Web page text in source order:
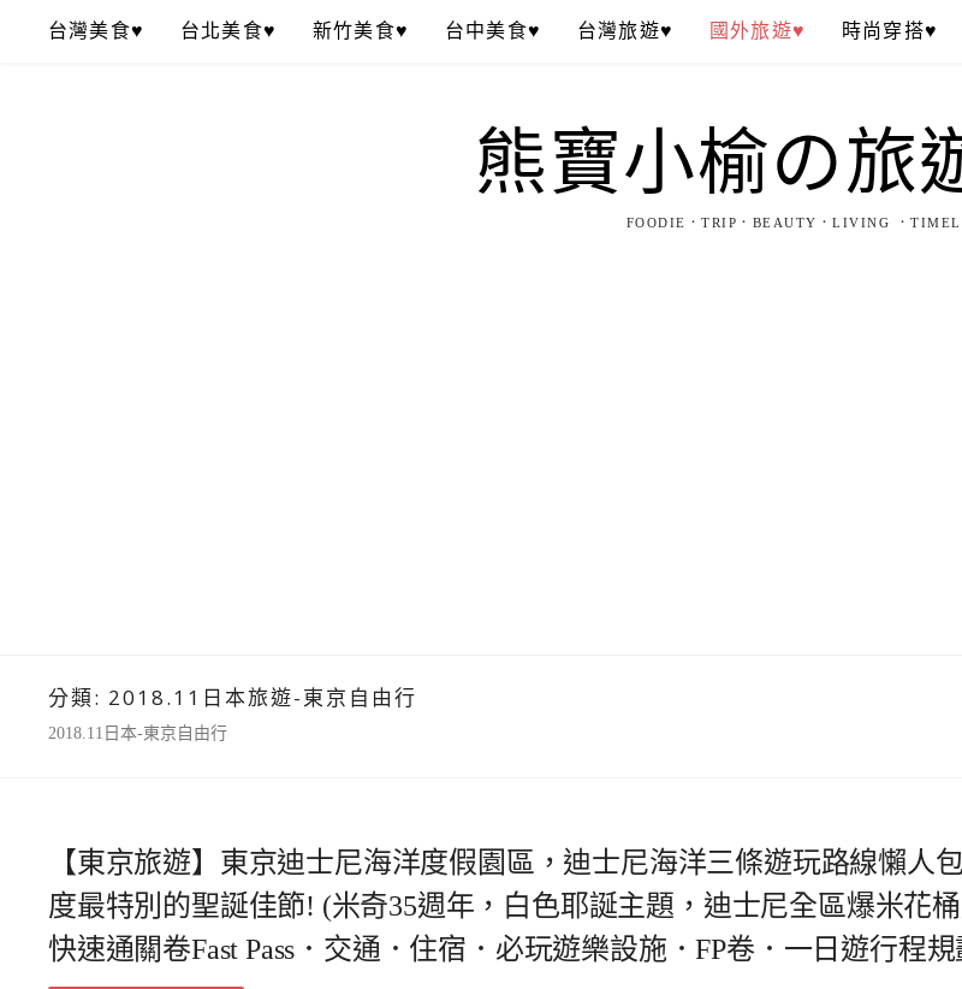
台灣美食♥ 台北美食♥ 新竹美食♥ 台中美食♥ 台灣旅遊♥ 國外旅遊♥ 時尚穿搭♥
熊寶小榆の旅
FOODIE．TRIP．BEAUTY．LIVING ．
分類: 2018.11日本旅遊-東京自由行
2018.11日本-東京自由行
【東京旅遊】東京迪士尼海洋度假園區，迪士尼海洋三條遊玩路線懶人
度最特別的聖誕佳節! (米奇35週年，白色耶誕主題，迪士尼全區爆米花桶
快速通關卷Fast Pass．交通．住宿．必玩遊樂設施．FP卷．一日遊行程規